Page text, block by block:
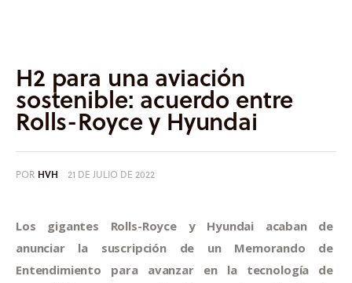
H2 para una aviación
sostenible: acuerdo entre
Rolls-Royce y Hyundai
POR HVH 21 DE JULIO DE 2022
Los gigantes Rolls-Royce y Hyundai acaban de
anunciar la suscripción de un Memorando de
Entendimiento para avanzar en la tecnología de